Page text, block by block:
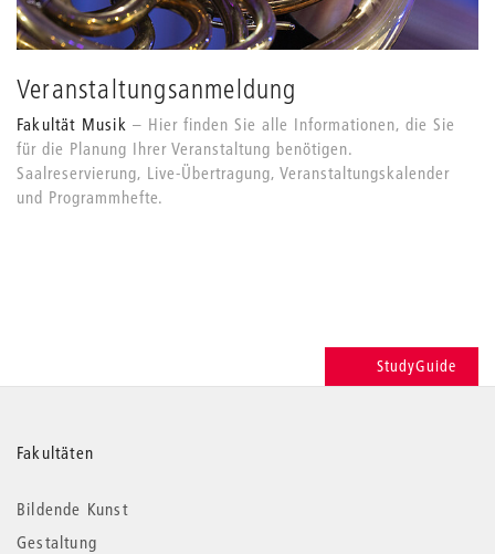
Veranstaltungsanmeldung
Fakultät Musik
Hier finden Sie alle Informationen, die Sie
für die Planung Ihrer Veranstaltung benötigen.
Saalreservierung, Live-Übertragung, Veranstaltungskalender
und Programmhefte.
StudyGuide
Weitere
Informationen
Fakultäten
Bildende Kunst
Gestaltung